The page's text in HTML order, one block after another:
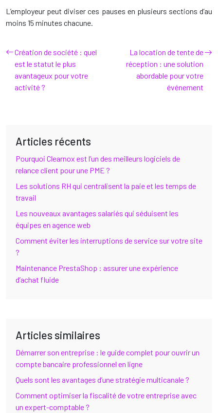
L’employeur peut diviser ces pauses en plusieurs sections d’au
moins 15 minutes chacune.
Création de société : quel
est le statut le plus
avantageux pour votre
activité ?
La location de tente de
réception : une solution
abordable pour votre
événement
Articles récents
Pourquoi Clearnox est l’un des meilleurs logiciels de
relance client pour une PME ?
Les solutions RH qui centralisent la paie et les temps de
travail
Les nouveaux avantages salariés qui séduisent les
équipes en agence web
Comment éviter les interruptions de service sur votre site
?
Maintenance PrestaShop : assurer une expérience
d’achat fluide
Articles similaires
Démarrer son entreprise : le guide complet pour ouvrir un
compte bancaire professionnel en ligne
Quels sont les avantages d’une stratégie multicanale ?
Comment optimiser la fiscalité de votre entreprise avec
un expert-comptable ?